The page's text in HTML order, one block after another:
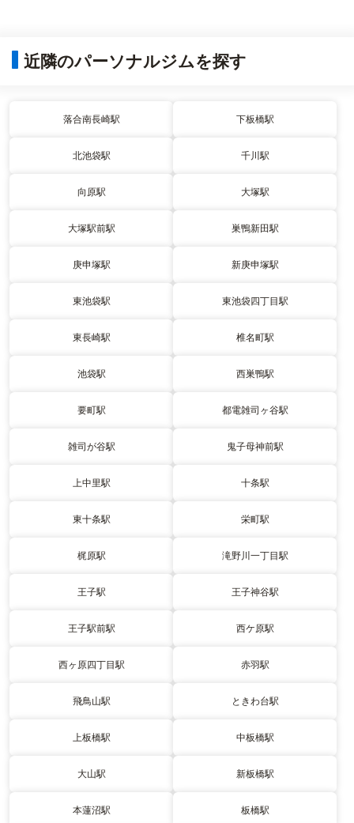
近隣のパーソナルジムを探す
落合南長崎駅 下板橋駅
北池袋駅 千川駅
向原駅 大塚駅
大塚駅前駅 巣鴨新田駅
庚申塚駅 新庚申塚駅
東池袋駅 東池袋四丁目駅
東長崎駅 椎名町駅
池袋駅 西巣鴨駅
要町駅 都電雑司ヶ谷駅
雑司が谷駅 鬼子母神前駅
上中里駅 十条駅
東十条駅 栄町駅
梶原駅 滝野川一丁目駅
王子駅 王子神谷駅
王子駅前駅 西ケ原駅
西ヶ原四丁目駅 赤羽駅
飛鳥山駅 ときわ台駅
上板橋駅 中板橋駅
大山駅 新板橋駅
本蓮沼駅 板橋駅